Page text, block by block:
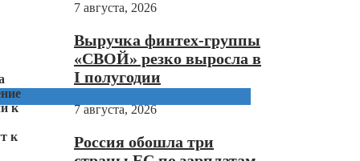
к
к
7 августа, 2026
Выручка финтех-группы
«СВОЙ» резко выросла в
I полугодии
7 августа, 2026
Россия обошла три